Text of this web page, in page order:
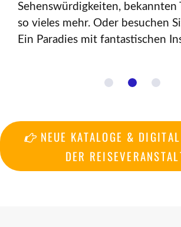
Sehenswürdigkeiten, bekannten
so vieles mehr. Oder besuchen
Ein Paradies mit fantastischen
NEUE KATALOGE &
DER